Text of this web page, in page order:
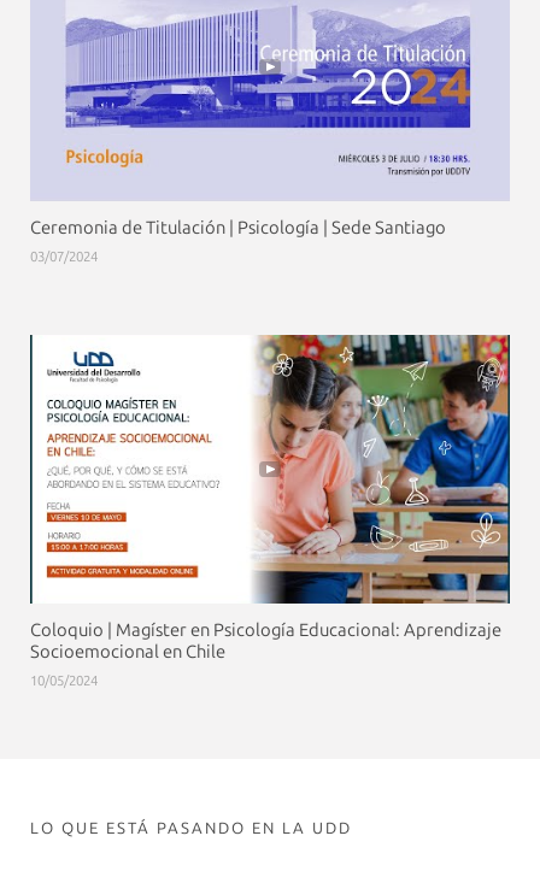
Ceremonia de Titulación | Psicología | Sede Santiago
03/07/2024
Coloquio | Magíster en Psicología Educacional: Aprendizaje
Socioemocional en Chile
10/05/2024
LO QUE ESTÁ PASANDO EN LA UDD